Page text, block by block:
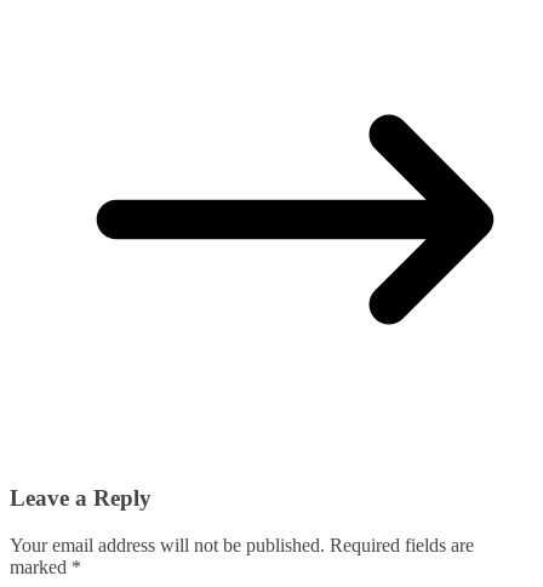
Leave a Reply
Your email address will not be published. Required fields are
marked *